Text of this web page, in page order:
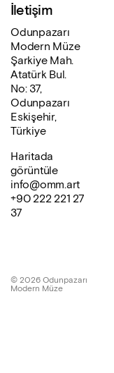
İletişim
Odunpazarı
Modern Müze
Şarkiye Mah.
Atatürk Bul.
No: 37,
Odunpazarı
Eskişehir,
Türkiye
Haritada
görüntüle
info@omm.art
+90 222 221 27
37
© 2026 Odunpazarı
Modern Müze